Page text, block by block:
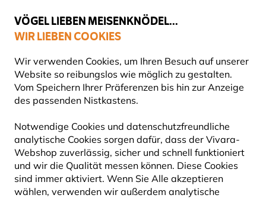
VÖGEL LIEBEN MEISENKNÖDEL...
WIR LIEBEN COOKIES
Wir verwenden Cookies, um Ihren Besuch auf unserer
Website so reibungslos wie möglich zu gestalten.
Vom Speichern Ihrer Präferenzen bis hin zur Anzeige
des passenden Nistkastens.
Notwendige Cookies und datenschutzfreundliche
analytische Cookies sorgen dafür, dass der Vivara-
Webshop zuverlässig, sicher und schnell funktioniert
und wir die Qualität messen können. Diese Cookies
sind immer aktiviert. Wenn Sie Alle akzeptieren
wählen, verwenden wir außerdem analytische
Top-bewertet in 11 Ländern
Gratis Versand ab 65 €
Vogelfuttersysteme Aufhängesysteme
10% RABATT